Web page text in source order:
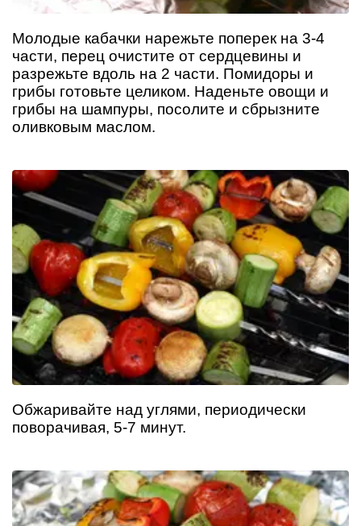
Молодые кабачки нарежьте поперек на 3-4
части, перец очистите от сердцевины и
разрежьте вдоль на 2 части. Помидоры и
грибы готовьте целиком. Наденьте овощи и
грибы на шампуры, посолите и сбрызните
оливковым маслом.
Обжаривайте над углями, периодически
поворачивая, 5-7 минут.